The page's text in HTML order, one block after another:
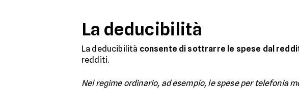
La deducibilità
La deducibilità consente di sottrarre le spese dal
redditi.
Nel regime ordinario, ad esempio, le spese per telefonia